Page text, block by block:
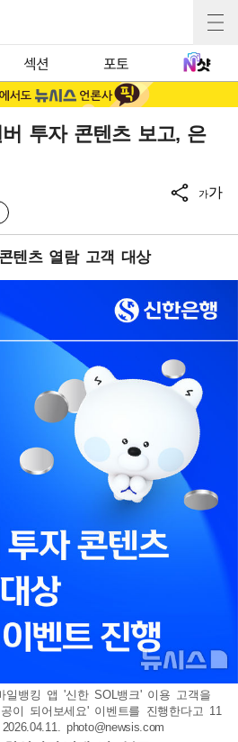
섹션 포토
투자 콘텐츠 보고, 은
가가
텐츠 열람 고객 대상
일뱅킹 앱 '신한 SOL뱅크' 이용 고객을
이 되어보세요' 이벤트를 진행한다고 11
photo@newsis.com